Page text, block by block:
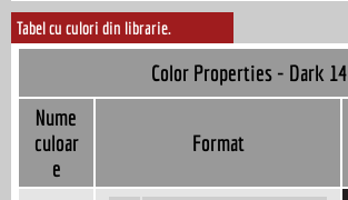
Tabel cu culori din librarie.
Color Properties - Dark 14
Nume
culoar
e
Format